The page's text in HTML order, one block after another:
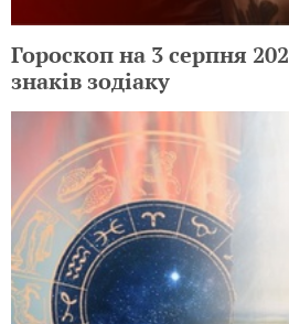
Гороскоп на 3 серпня
знаків зодіаку